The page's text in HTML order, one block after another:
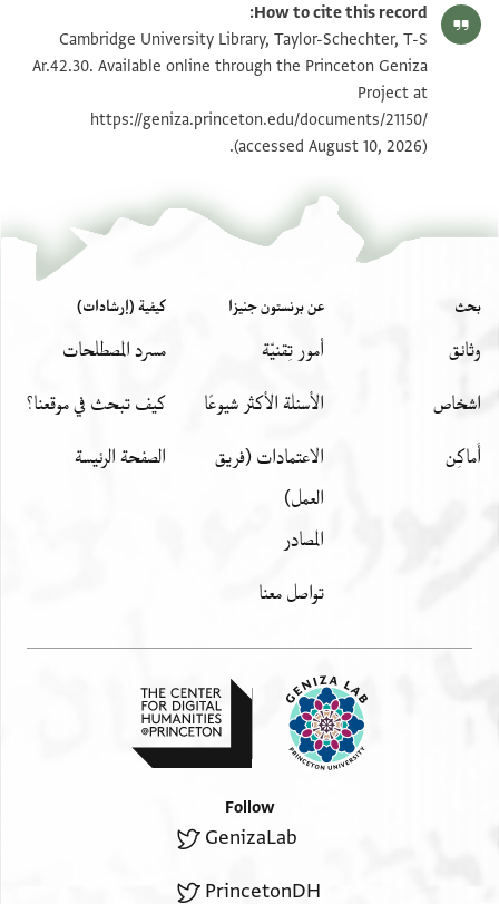
T-S Ar.42.30 1v تكبير و تدوير
بيان أذونات الصورة
How to cite this record:
Cambridge University Library, Taylor-Schechter, T-S
Ar.42.30. Available online through the Princeton Geniza
Project at
https://geniza.princeton.edu/documents/21150/
(accessed August 10, 2026).
بحث
وثائق
اشخاص
أَماكِن
عن برنستون جنيزا
أمور تِقنيّة
الأسئلة الأكثر شيوعًا
الاعتمادات (فريق
العمل)
المصادر
تواصل معنا
كيفية (إرشادات)
مسرد المصطلحات
كيف تبحث في موقعنا؟
الصفحة الرئيسة
Follow
GenizaLab
PrincetonDH